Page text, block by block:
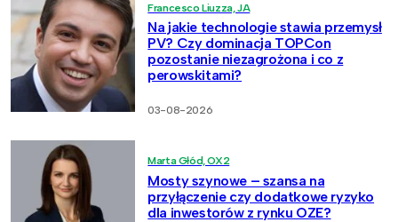
Francesco Liuzza, JA
Na jakie technologie stawia przemysł
PV? Czy dominacja TOPCon
pozostanie niezagrożona i co z
perowskitami?
03-08-2026
Marta Głód, OX2
Mosty szynowe – szansa na
przyłączenie czy dodatkowe ryzyko
dla inwestorów z rynku OZE?